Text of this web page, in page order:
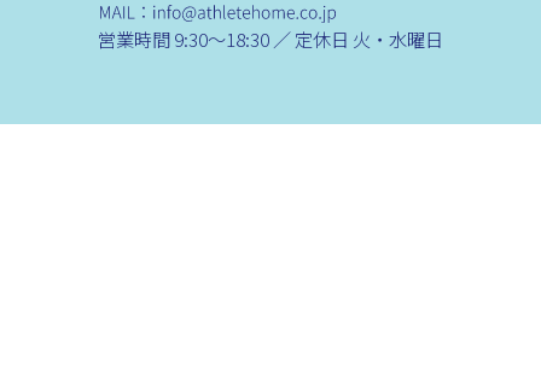
営業時間 9:30～18:30 ／ 定休日 火・水曜日